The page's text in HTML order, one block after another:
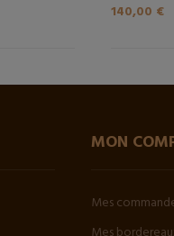
140,00 €
MON
Mes